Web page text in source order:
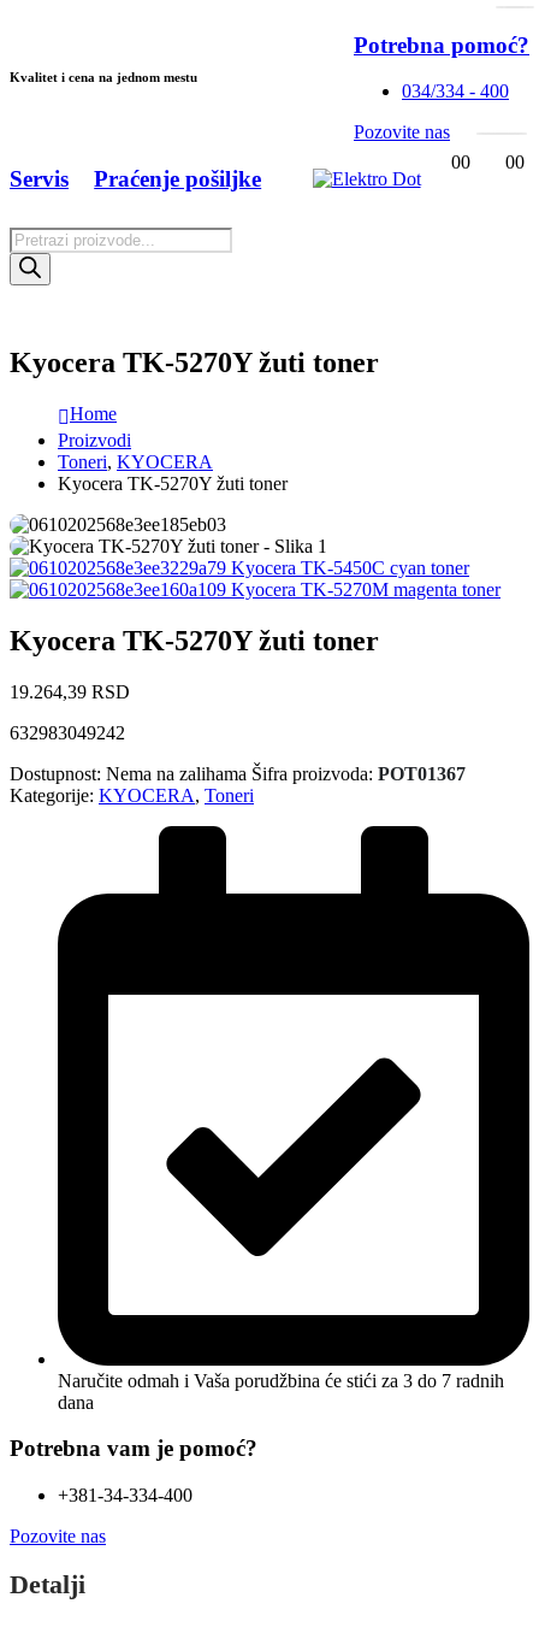
Kvalitet i cena na jednom mestu
Potrebna pomoć?
034/334 - 400
Pozovite nas
Products
search
Servis Praćenje pošiljke
00 00
Kyocera TK-5270Y žuti toner
Home
Proizvodi
Toneri, KYOCERA
Kyocera TK-5270Y žuti toner
Kyocera TK-5450C cyan toner
Kyocera TK-5270M magenta toner
Kyocera TK-5270Y žuti toner
19.264,39 RSD
632983049242
Dostupnost: Nema na zalihama Šifra proizvoda: POT01367
Kategorije: KYOCERA, Toneri
Naručite odmah i Vaša porudžbina će stići za 3 do 7 radnih
dana
Potrebna vam je pomoć?
+381-34-334-400
Pozovite nas
Detalji